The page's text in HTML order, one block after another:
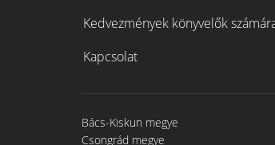
Kedvezmények könyvelők
Kapcsolat
Bács-Kiskun megye
Csongrád megye